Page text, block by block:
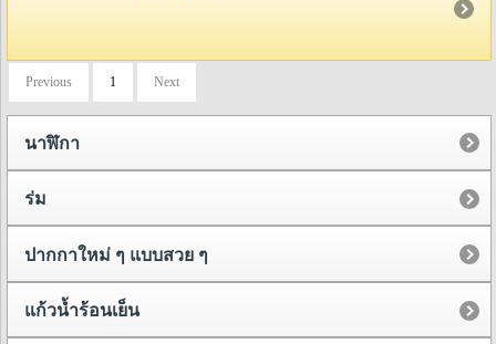
Previous 1 Next
นาฬิกา
ร่ม
ปากกาใหม่ ๆ แบบสวย ๆ
แก้วน้ำร้อนเย็น